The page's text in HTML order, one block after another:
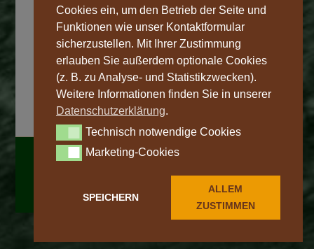
täglich von 10 Uhr – 18 Uhr
auch an Sonn- & Feiertagen
in der Spargelsaison:
täglich von 8 Uhr – 21 Uhr
Designagentur 9media|Impressum|
Widerrufsrecht
Versandkosten
Cookies ein, um den Betrieb der Seite und
Funktionen wie unser Kontaktformular
sicherzustellen. Mit Ihrer Zustimmung
erlauben Sie außerdem optionale Cookies
(z. B. zu Analyse- und Statistikzwecken).
Weitere Informationen finden Sie in unserer
Datenschutzerklärung.
Technisch notwendige Cookies
Technisch notwendige Cookies
Marketing-Cookies
Marketing-Cookies
SPEICHERN
ALLEM
ZUSTIMMEN